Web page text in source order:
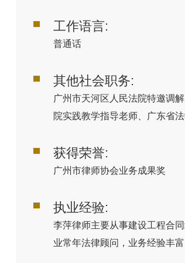
工作语言:
普通话
其他社会职务:
广州市天河区人民法院特邀调
院实践教学指导老师、广东省
获得荣誉:
广州市律师协会业务成果奖
执业经验:
李萍律师主要从事建设工程合
业常年法律顾问，业务经验丰富